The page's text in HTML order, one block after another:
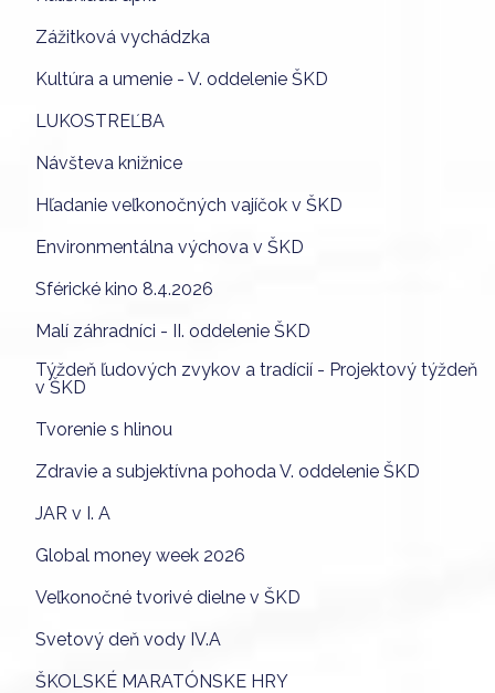
Zážitková vychádzka
Kultúra a umenie - V. oddelenie ŠKD
LUKOSTREĽBA
Návšteva knižnice
Hľadanie veľkonočných vajíčok v ŠKD
Environmentálna výchova v ŠKD
Sférické kino 8.4.2026
Malí záhradníci - II. oddelenie ŠKD
Týždeň ľudových zvykov a tradícií - Projektový týždeň
v ŠKD
Tvorenie s hlinou
Zdravie a subjektívna pohoda V. oddelenie ŠKD
JAR v I. A
Global money week 2026
Veľkonočné tvorivé dielne v ŠKD
Svetový deň vody IV.A
ŠKOLSKÉ MARATÓNSKE HRY